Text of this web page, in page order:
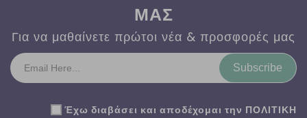
ΜΑΣ
Για να μαθαίνετε πρώτοι νέα & προσφορές μας
Subscribe
Έχω διαβάσει και αποδέχομαι την ΠΟΛΙΤΙΚΗ